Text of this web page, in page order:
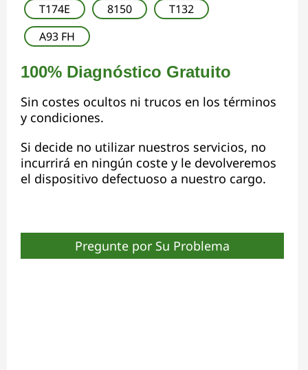
T174E
8150
T132
A93 FH
100% Diagnóstico Gratuito
Sin costes ocultos ni trucos en los términos
y condiciones.
Si decide no utilizar nuestros servicios, no
incurrirá en ningún coste y le devolveremos
el dispositivo defectuoso a nuestro cargo.
Pregunte por Su Problema